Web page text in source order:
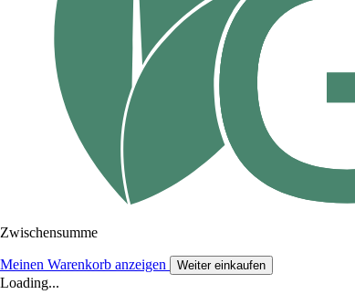
Zwischensumme
Meinen Warenkorb anzeigen Weiter einkaufen
Loading...